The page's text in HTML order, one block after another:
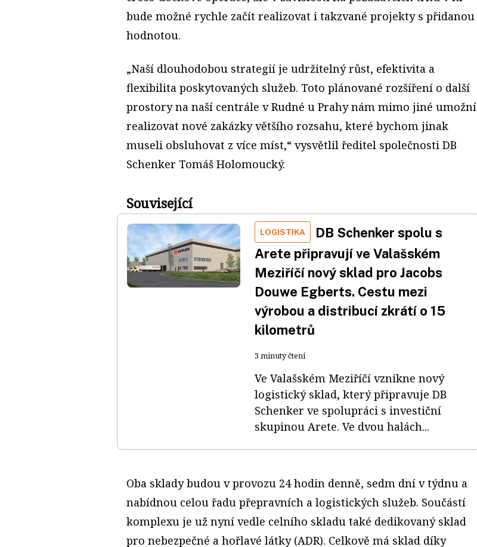
bude možné rychle začít realizovat i takzvané projekty s přidanou
hodnotou.
„Naší dlouhodobou strategií je udržitelný růst, efektivita a
flexibilita poskytovaných služeb. Toto plánované rozšíření o další
prostory na naší centrále v Rudné u Prahy nám mimo jiné umožní
realizovat nové zakázky většího rozsahu, které bychom jinak
museli obsluhovat z více míst,“ vysvětlil ředitel společnosti DB
Schenker Tomáš Holomoucký.
Související
LOGISTIKA
DB Schenker spolu s
Arete připravují ve Valašském
Meziříčí nový sklad pro Jacobs
Douwe Egberts. Cestu mezi
výrobou a distribucí zkrátí o 15
kilometrů
3 minuty čtení
Ve Valašském Meziříčí vznikne nový
logistický sklad, který připravuje DB
Schenker ve spolupráci s investiční
skupinou Arete. Ve dvou halách...
Oba sklady budou v provozu 24 hodin denně, sedm dní v týdnu a
nabídnou celou řadu přepravních a logistických služeb. Součástí
komplexu je už nyní vedle celního skladu také dedikovaný sklad
pro nebezpečné a hořlavé látky (ADR). Celkově má sklad díky